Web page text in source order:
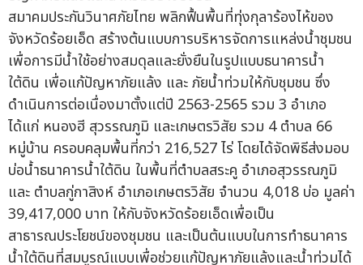
สมาคมประกันวินาศภัยไทย พลิกฟื้นพื้นที่ทุ่งกุลาร้องไห้ของ
จังหวัดร้อยเอ็ด สร้างต้นแบบการบริหารจัดการแหล่งน้ำชุมชน
เพื่อการมีน้ำใช้อย่างสมดุลและยั่งยืนในรูปแบบธนาคารน้ำ
ใต้ดิน เพื่อแก้ปัญหาภัยแล้ง และ ภัยน้ำท่วมให้กับชุมชน ซึ่ง
ดำเนินการต่อเนื่องมาตั้งแต่ปี 2563-2565 รวม 3 อำเภอ
ได้แก่ หนองฮี สุวรรณภูมิ และเกษตรวิสัย รวม 4 ตำบล 66
หมู่บ้าน ครอบคลุมพื้นที่กว่า 216,527 ไร่ โดยได้จัดพิธีส่งมอบ
บ่อน้ำธนาคารน้ำใต้ดิน ในพื้นที่ตำบลสระคู อำเภอสุวรรณภูมิ
และ ตำบลกู่กาสิงห์ อำเภอเกษตรวิสัย จำนวน 4,018 บ่อ มูลค่า
39,417,000 บาท ให้กับจังหวัดร้อยเอ็ดเพื่อเป็น
สาธารณประโยชน์ของชุมชน และเป็นต้นแบบในการทำธนาคาร
น้ำใต้ดินที่สมบูรณ์แบบเพื่อช่วยแก้ปัญหาภัยแล้งและน้ำท่วมได้